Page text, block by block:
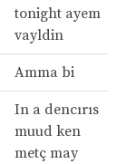
tonight ayem
vayldin
Amma bi
In a dencırıs
muud ken
metç may